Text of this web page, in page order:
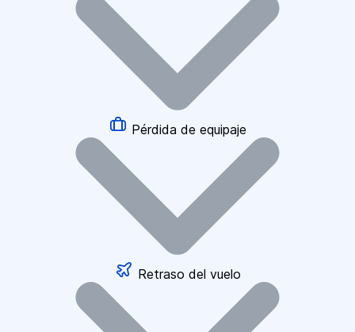
Pérdida de equipaje
Retraso del vuelo